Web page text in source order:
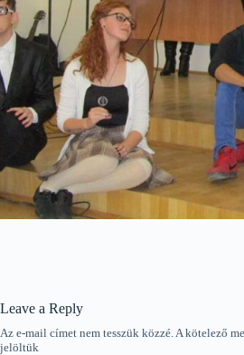
Leave a Reply
Az e-mail címet nem tesszük közzé.A kötelező
jelöltük